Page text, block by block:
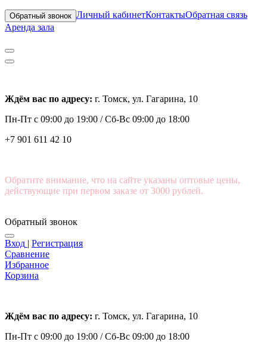
Обратный звонок Личный кабинетКонтактыОбратная связь
Аренда зала
Ждём вас по адресу: г. Томск, ул. Гагарина, 10
Пн-Пт с 09:00 до 19:00 /Сб-Вс 09:00 до 18:00
+7 901 611 42 10
Обратите внимание, что на сайте указаны оптовые цены,
действующие при первом заказе от 3000 рублей.
Обратный звонок
Вход | Регистрация
Сравнение
Избранное
Корзина
Ждём вас по адресу: г. Томск, ул. Гагарина, 10
Пн-Пт с 09:00 до 19:00 /Сб-Вс 09:00 до 18:00